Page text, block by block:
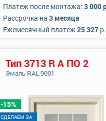
Платеж после монтажа: 3 000
Рассрочка на 3 месяца
Ежемесячный платеж25 327р.
-15%
CДЕЛАЕМ ЗА
Тип 3713 R А ПО 2
Эмаль RAL 9001